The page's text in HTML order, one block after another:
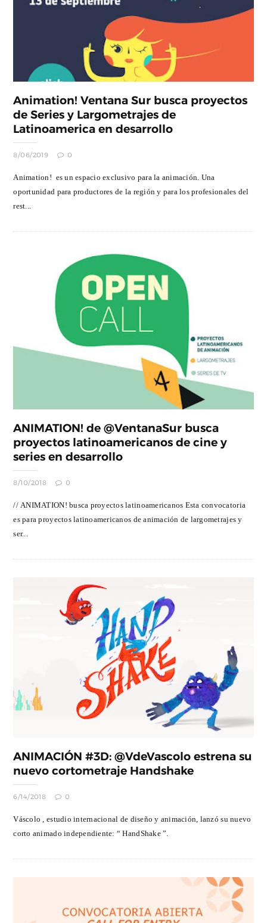
Animation! Ventana Sur busca proyectos
de Series y Largometrajes de
Latinoamerica en desarrollo
8/06/2019 0
Animation! es un espacio exclusivo para la animación. Una
oportunidad para productores de la región y para los profesionales del
rest...
ANIMATION! de @VentanaSur busca
proyectos latinoamericanos de cine y
series en desarrollo
8/10/2018 0
// ANIMATION! busca proyectos latinoamericanos Esta convocatoria
es para proyectos latinoamericanos de animación de largometrajes y
ser...
ANIMACIÓN #3D: @VdeVascolo estrena su
nuevo cortometraje Handshake
6/14/2018 0
Váscolo , estudio internacional de diseño y animación, lanzó su nuevo
corto animado independiente: “ HandShake ”.